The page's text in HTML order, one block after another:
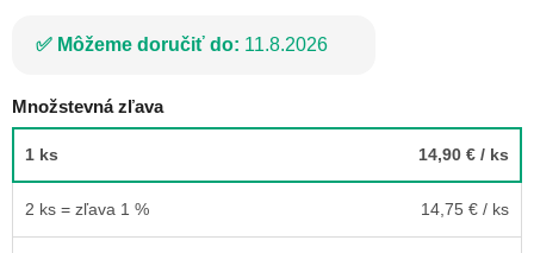
Môžeme doručiť do: 11.8.2026
Množstevná zľava
1 ks 14,90 € / ks
2 ks = zľava 1 % 14,75 € / ks